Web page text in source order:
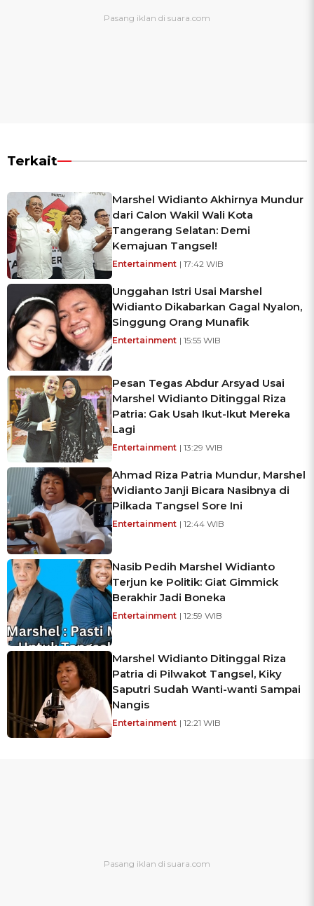
Terkait
Marshel Widianto Akhirnya Mundur
dari Calon Wakil Wali Kota
Tangerang Selatan: Demi
Kemajuan Tangsel!
Entertainment | 17:42 WIB
Unggahan Istri Usai Marshel
Widianto Dikabarkan Gagal Nyalon,
Singgung Orang Munafik
Entertainment | 15:55 WIB
Pesan Tegas Abdur Arsyad Usai
Marshel Widianto Ditinggal Riza
Patria: Gak Usah Ikut-Ikut Mereka
Lagi
Entertainment | 13:29 WIB
Ahmad Riza Patria Mundur, Marshel
Widianto Janji Bicara Nasibnya di
Pilkada Tangsel Sore Ini
Entertainment | 12:44 WIB
Nasib Pedih Marshel Widianto
Terjun ke Politik: Giat Gimmick
Berakhir Jadi Boneka
Entertainment | 12:59 WIB
Marshel Widianto Ditinggal Riza
Patria di Pilwakot Tangsel, Kiky
Saputri Sudah Wanti-wanti Sampai
Nangis
Entertainment | 12:21 WIB